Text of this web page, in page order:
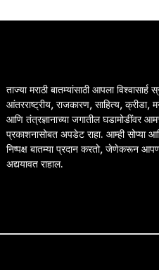
ताज्या मराठी बातम्यांसाठी आपला विश्वासार्ह
आंतरराष्ट्रीय, राजकारण, साहित्य, क्रीडा,
आणि तंत्रज्ञानाच्या जगातील घडामोडींवर
प्रकाशनासोबत अपडेट राहा. आम्ही सोप्या
निष्पक्ष बातम्या प्रदान करतो, जेणेकरून
अद्ययावत राहाल.